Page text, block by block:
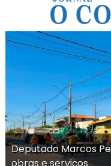
Deputado Marcos
obras e serviços